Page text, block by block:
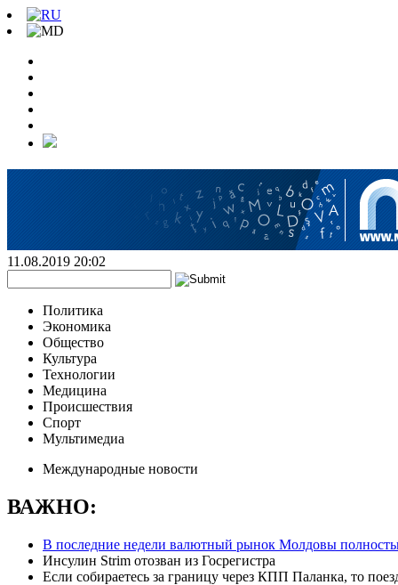
11.08.2019 20:02
Политика
Экономика
Общество
Культура
Технологии
Медицина
Происшествия
Спорт
Мультимедиа
Международные новости
ВАЖНО:
В последние недели валютный рынок Молдовы
Инсулин Strim отозван из Госрегистра
Если собираетесь за границу через КПП Паланка, то